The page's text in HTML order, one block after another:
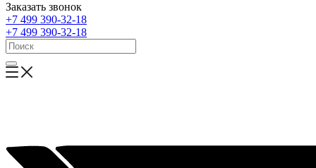
Заказать звонок
+7 499 390-32-18
+7 499 390-32-18